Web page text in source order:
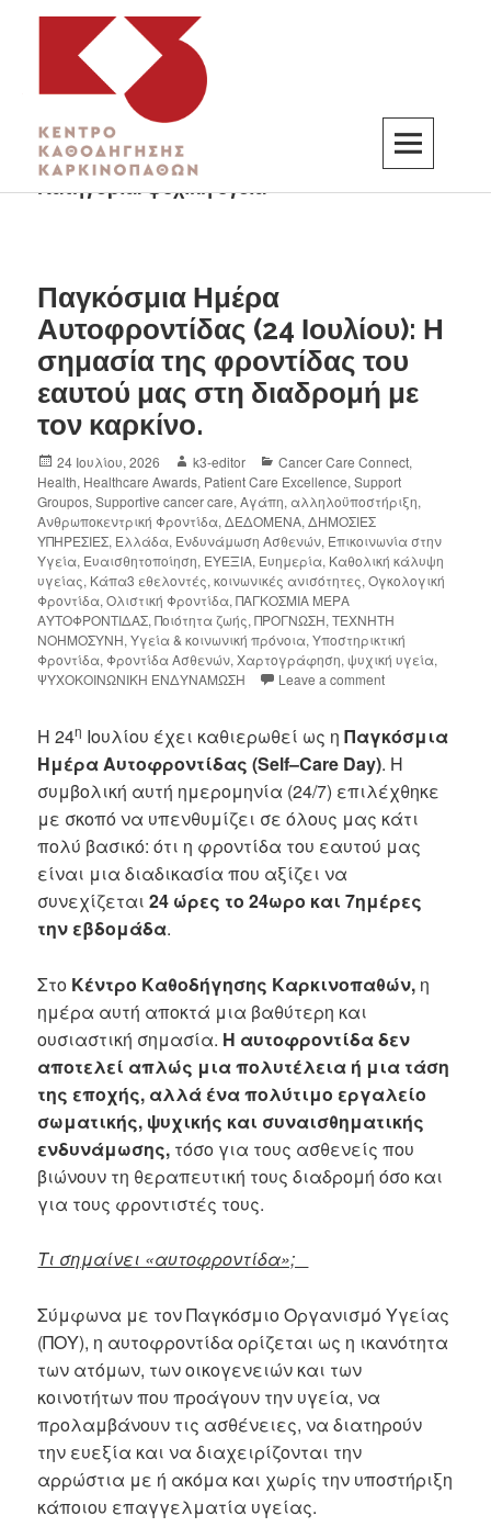
K3
ΚΕΝΤΡΟ ΚΑΘΟΔΗΓΗΣΗΣ ΚΑΡΚΙΝΟΠΑΘΩΝ
Κατηγορία:ψυχική υγεία
Παγκόσμια Ημέρα
Αυτοφροντίδας (24 Ιουλίου): Η
σημασία της φροντίδας του
εαυτού μας στη διαδρομή με
τον καρκίνο.
24 Ιουλίου, 2026 k3-editor Cancer Care Connect,
Health, Healthcare Awards, Patient Care Excellence,Support
Groupos,Supportive cancer care,Αγάπη, αλληλοϋποστήριξη,
Ανθρωποκεντρική Φροντίδα,ΔΕΔΟΜΕΝΑ,ΔΗΜΟΣΙΕΣ
ΥΠΗΡΕΣΙΕΣ, Ελλάδα, Ενδυνάμωση Ασθενών, Επικοινωνία στην
Υγεία, Ευαισθητοποίηση, ΕΥΕΞΙΑ, Ευημερία, Καθολική κάλυψη
υγείας, Κάπα3 εθελοντές,κοινωνικές ανισότητες,Ογκολογική
Φροντίδα,Ολιστική Φροντίδα,ΠΑΓΚΟΣΜΙΑ ΜΕΡΑ
ΑΥΤΟΦΡΟΝΤΙΔΑΣ,Ποιότητα ζωής,ΠΡΟΓΝΩΣΗ,ΤΕΧΝΗΤΗ
ΝΟΗΜΟΣΥΝΗ,Υγεία & κοινωνική πρόνοια,Υποστηρικτική
Φροντίδα, Φροντίδα Ασθενών,Χαρτογράφηση,ψυχική υγεία,
ΨΥΧΟΚΟΙΝΩΝΙΚΗ ΕΝΔΥΝΑΜΩΣΗ
Leave a comment
Η 24η Ιουλίου έχει καθιερωθεί ως ηΠαγκόσμια
Ημέρα Αυτοφροντίδας (Self–Care Day). Η
συμβολική αυτή ημερομηνία (24/7) επιλέχθηκε
με σκοπό να υπενθυμίζει σε όλους μας κάτι
πολύ βασικό: ότι η φροντίδα του εαυτού μας
είναι μια διαδικασία που αξίζει να
συνεχίζεται24 ώρες το 24ωρο και 7ημέρες
την εβδομάδα.
Στο Κέντρο Καθοδήγησης Καρκινοπαθών, η
ημέρα αυτή αποκτά μια βαθύτερη και
ουσιαστική σημασία. Η αυτοφροντίδα δεν
αποτελεί απλώς μια πολυτέλεια ή μια τάση
της εποχής, αλλά ένα πολύτιμο εργαλείο
σωματικής, ψυχικής και συναισθηματικής
ενδυνάμωσης, τόσο για τους ασθενείς που
βιώνουν τη θεραπευτική τους διαδρομή όσο και
για τους φροντιστές τους.
Τι σημαίνει «αυτοφροντίδα»;
Σύμφωνα με τον Παγκόσμιο Οργανισμό Υγείας
(ΠΟΥ), η αυτοφροντίδα ορίζεται ως η ικανότητα
των ατόμων, των οικογενειών και των
κοινοτήτων που προάγουν την υγεία, να
προλαμβάνουν τις ασθένειες, να διατηρούν
την ευεξία και να διαχειρίζονται την
αρρώστια με ή ακόμα και χωρίς την υποστήριξη
κάποιου επαγγελματία υγείας.